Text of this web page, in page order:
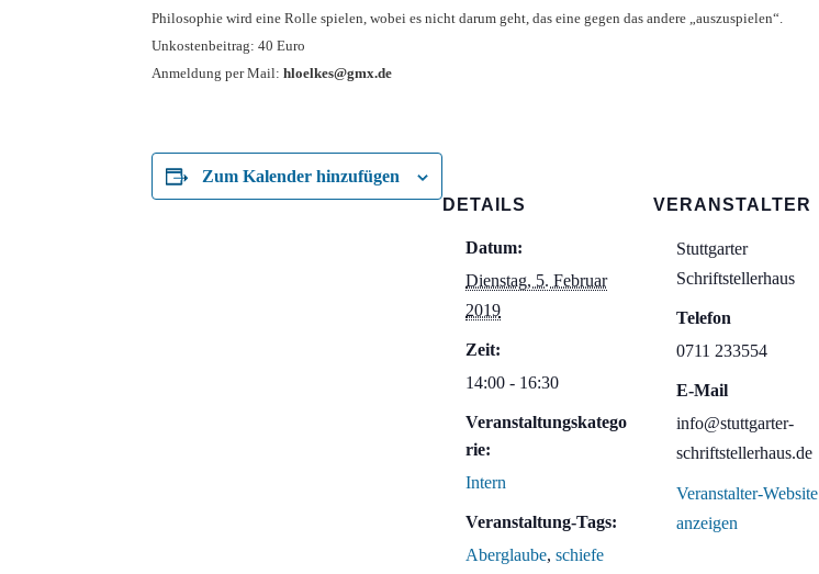
Philosophie wird eine Rolle spielen, wobei es nicht darum geht, das eine gegen das andere „auszuspielen“.
Unkostenbeitrag: 40 Euro
Anmeldung per Mail: hloelkes@gmx.de
Zum Kalender hinzufügen
DETAILS
Datum:
Dienstag, 5. Februar
2019
Zeit:
14:00 - 16:30
Veranstaltungskatego
rie:
Intern
Veranstaltung-Tags:
Aberglaube, schiefe
VERANSTALTER
Stuttgarter
Schriftstellerhaus
Telefon
0711 233554
E-Mail
info@stuttgarter-
schriftstellerhaus.de
Veranstalter-Website
anzeigen